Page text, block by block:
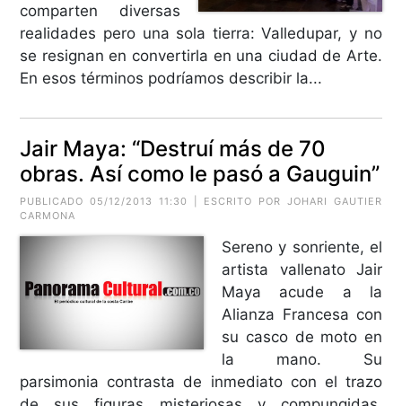
comparten diversas
realidades pero una sola tierra: Valledupar, y no
se resignan en convertirla en una ciudad de Arte.
En esos términos podríamos describir la...
Jair Maya: “Destruí más de 70
obras. Así como le pasó a Gauguin”
PUBLICADO 05/12/2013 11:30 | ESCRITO POR JOHARI GAUTIER
CARMONA
Sereno y sonriente, el
artista vallenato Jair
Maya acude a la
Alianza Francesa con
su casco de moto en
la mano. Su
parsimonia contrasta de inmediato con el trazo